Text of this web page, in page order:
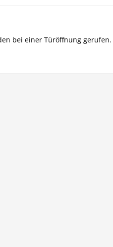
bei einer Türöffnung gerufen.